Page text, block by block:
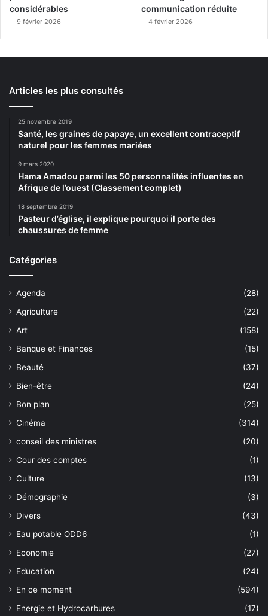
considérables
9 février 2026
communication réduite
4 février 2026
Articles les plus consultés
25 novembre 2019
Santé, les graines de papaye, un excellent contraceptif
naturel pour les femmes mariées
9 mars 2020
Hama Amadou parmi les 50 personnalités influentes en
Afrique de l’ouest (Classement complet)
18 septembre 2019
Pasteur d’église, il explique pourquoi il porte des
chaussures de femme
Catégories
Agenda
(28)
Agriculture
(22)
Art
(158)
Banque et Finances
(15)
Beauté
(37)
Bien-être
(24)
Bon plan
(25)
Cinéma
(314)
conseil des ministres
(20)
Cour des comptes
(1)
Culture
(13)
Démographie
(3)
Divers
(43)
Eau potable ODD6
(1)
Economie
(27)
Education
(24)
En ce moment
(594)
Energie et Hydrocarbures
(17)